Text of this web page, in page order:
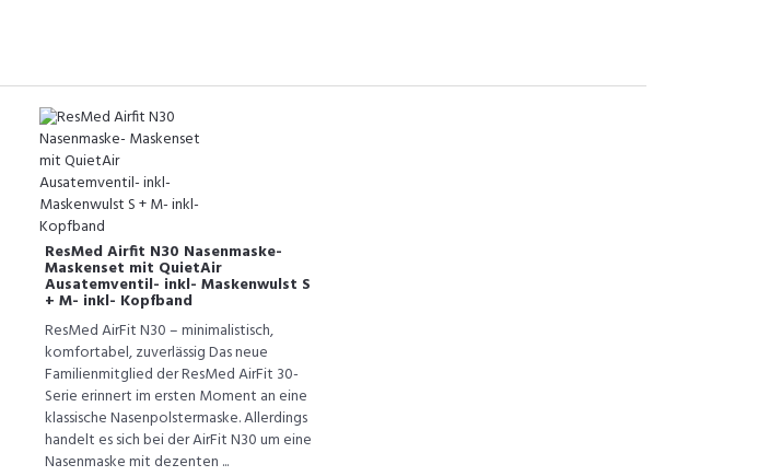
ResMed Airfit N30 Nasenmaske-
Maskenset mit QuietAir
Ausatemventil- inkl- Maskenwulst S
+ M- inkl- Kopfband
ResMed AirFit N30 – minimalistisch,
komfortabel, zuverlässig Das neue
Familienmitglied der ResMed AirFit 30-
Serie erinnert im ersten Moment an eine
klassische Nasenpolstermaske. Allerdings
handelt es sich bei der AirFit N30 um eine
Nasenmaske mit dezenten ...